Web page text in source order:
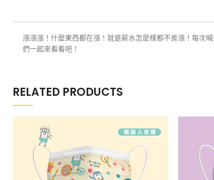
漲漲漲！什麼東西都在漲！就是薪水怎麼樣都不肯漲！每次
們一起來看看吧！
RELATED PRODUCTS